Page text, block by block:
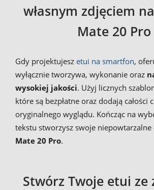
własnym zdjęciem
Mate 20 Pro
Gdy projektujesz etui na smartfon,
wyłącznie tworzywa, wykonanie oraz
wysokiej jakości. Użyj licznych
które są bezpłatne oraz dodają całości
oryginalnego wyglądu. Kończąc na
tekstu stworzysz swoje niepowtarzalne
Mate 20 Pro.
Stwórz Twoje etui ze